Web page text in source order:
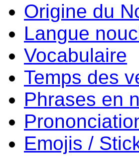
Origine du
Langue
Vocabulaire
Temps des
Phrases en
Emojis /